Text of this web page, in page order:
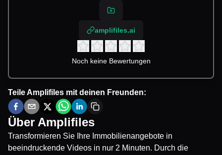
amplifiles.ai
Noch keine Bewertungen
TeileAmplifiles mit deinen Freunden:
Über Amplifiles
Transformieren Sie Ihre Immobilienangebote in
beeindruckende Videos in nur 2 Minuten. Durch die